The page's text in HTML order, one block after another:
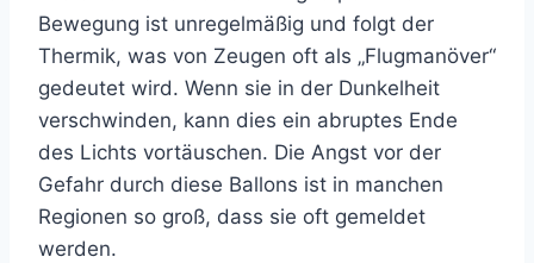
Bewegung ist unregelmäßig und folgt der
Thermik, was von Zeugen oft als „Flugmanöver“
gedeutet wird. Wenn sie in der Dunkelheit
verschwinden, kann dies ein abruptes Ende
des Lichts vortäuschen. Die Angst vor der
Gefahr durch diese Ballons ist in manchen
Regionen so groß, dass sie oft gemeldet
werden.